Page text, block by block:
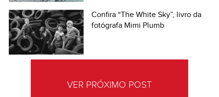
Confira “The White Sky”, livro da
fotógrafa Mimi Plumb
VER PRÓXIMO POST